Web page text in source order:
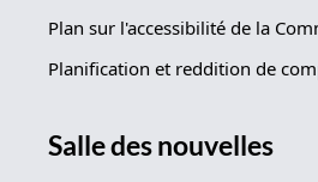
Plan sur l'accessibilité de la
Planification et reddition de
Salle des nouvelles